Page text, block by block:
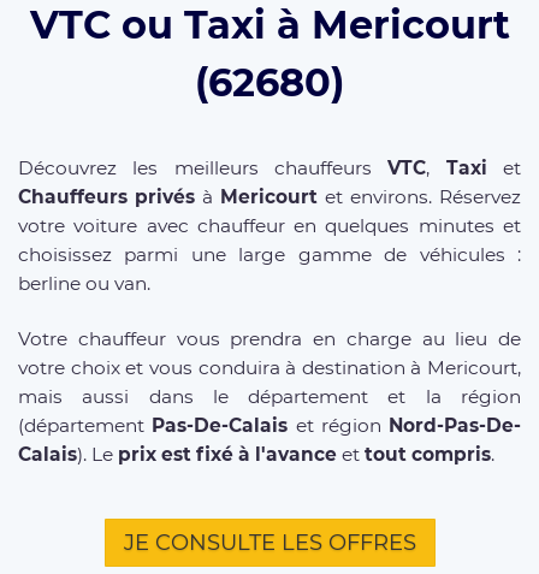
VTC ou Taxi à Mericourt
(62680)
Découvrez les meilleurs chauffeursVTC, Taxi et
Chauffeurs privés à Mericourt et environs. Réservez
votre voiture avec chauffeur en quelques minutes et
choisissez parmi une large gamme de véhicules :
berline ou van.
Votre chauffeur vous prendra en charge au lieu de
votre choix et vous conduira à destination à Mericourt,
mais aussi dans le département et la région
(département Pas-De-Calais et région Nord-Pas-De-
Calais). Le prix est fixé à l'avance et tout compris.
JE CONSULTE LES OFFRES